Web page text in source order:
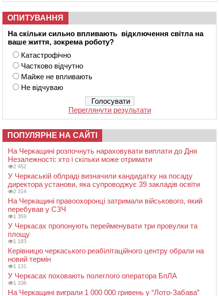
ОПИТУВАННЯ
На скільки сильно впливають відключення світла на
ваше життя, зокрема роботу?
Катастрофічно
Частково відчутно
Майже не впливають
Не відчуваю
Переглянути результати
ПОПУЛЯРНЕ НА САЙТІ
На Черкащині розпочнуть нараховувати виплати до Дня
Незалежності: хто і скільки може отримати
2 452
У Черкаській облраді визначили кандидатку на посаду
директора установи, яка супроводжує 39 закладів освіти
2 314
На Черкащині правоохоронці затримали військового, який
перебував у СЗЧ
1 359
У Черкасах пропонують перейменувати три провулки та
площу
1 183
Керівницю черкаського реабілітаційного центру обрали на
новий термін
1 131
У Черкасах поховають полеглого оператора БпЛА
1 106
На Черкащині виграли 1 000 000 гривень у “Лото-Забава”